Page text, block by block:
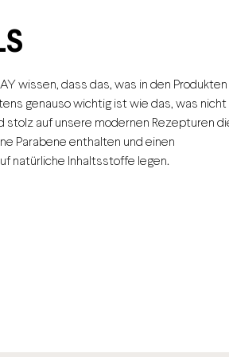
wissen, dass das, was in den Produkten
genauso wichtig ist wie das, was nicht
stolz auf unsere modernen Rezepturen
Parabene enthalten und einen
natürliche Inhaltsstoffe legen.